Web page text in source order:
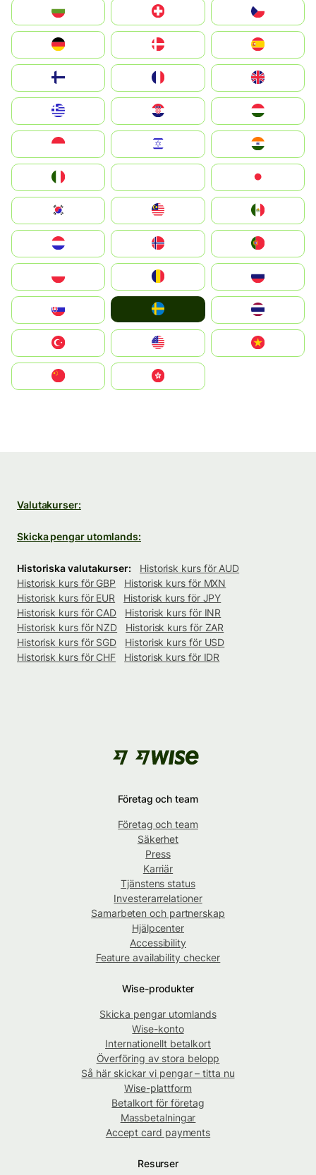
Switzerland
Deutschland
United Kingdom
Magyarország
South Korea
United States
中國香港特別行政區
Valutakurser:
Skicka pengar utomlands:
Historiska valutakurser:
Historisk kurs för AUD
Historisk kurs för GBP
Historisk kurs för MXN
Historisk kurs för EUR
Historisk kurs för JPY
Historisk kurs för CAD
Historisk kurs för INR
Historisk kurs för NZD
Historisk kurs för ZAR
Historisk kurs för SGD
Historisk kurs för USD
Historisk kurs för CHF
Historisk kurs för IDR
Företag och team
Företag och team
Säkerhet
Press
Karriär
Tjänstens status
Investerarrelationer
Samarbeten och partnerskap
Hjälpcenter
Accessibility
Feature availability checker
Wise-produkter
Skicka pengar utomlands
Wise-konto
Internationellt betalkort
Överföring av stora belopp
Så här skickar vi pengar – titta nu
Wise-plattform
Betalkort för företag
Massbetalningar
Accept card payments
Resurser